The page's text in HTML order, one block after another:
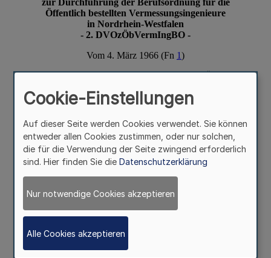
Cookie-Einstellungen
Auf dieser Seite werden Cookies verwendet. Sie können
entweder allen Cookies zustimmen, oder nur solchen,
die für die Verwendung der Seite zwingend erforderlich
sind. Hier finden Sie die Datenschutzerklärung
Nur notwendige Cookies akzeptieren
Alle Cookies akzeptieren